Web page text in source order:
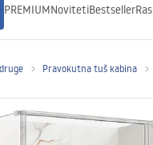
PREMIUMNovitetiBestseller
Pravokutna tuš kabina